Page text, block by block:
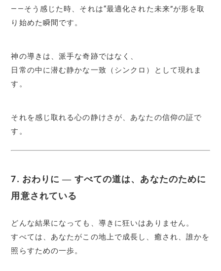
——そう感じた時、それは“最適化された未来”が形を取
り始めた瞬間です。
神の導きは、派手な奇跡ではなく、
日常の中に潜む静かな一致（シンクロ）として現れま
す。
それを感じ取れる心の静けさが、あなたの信仰の証で
す。
7. おわりに ― すべての道は、あなたのために
用意されている
どんな結果になっても、導きに狂いはありません。
すべては、あなたがこの地上で成長し、癒され、誰かを
照らすための一歩。